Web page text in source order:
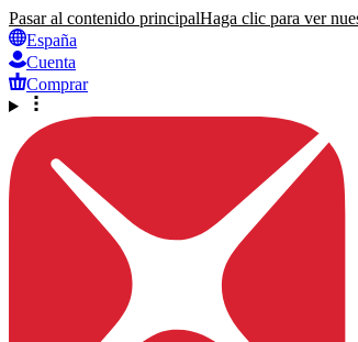
Pasar al contenido principalHaga clic para ver
España
Cuenta
Comprar